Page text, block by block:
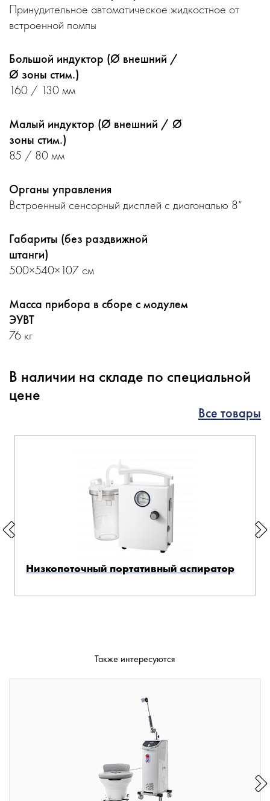
Принудительное автоматическое жидкостное от
встроенной помпы
Большой индуктор (Ø внешний /
Ø зоны стим.)
160 / 130 мм
Малый индуктор (Ø внешний / Ø
зоны стим.)
85 / 80 мм
Органы управления
Встроенный сенсорный дисплей с диагональю 8”
Габариты (без раздвижной
штанги)
500×540×107 см
Масса прибора в сборе с модулем
ЭУВТ
76 кг
В наличии на складе по специальной
цене
Все товары
Низкопоточный портативный аспиратор
Также интересуются